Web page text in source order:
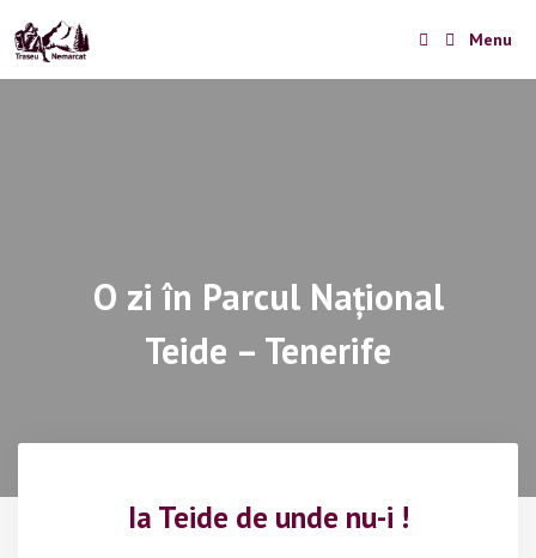
to
content
Menu
O zi în Parcul Național
Teide – Tenerife
Ia Teide de unde nu-i !